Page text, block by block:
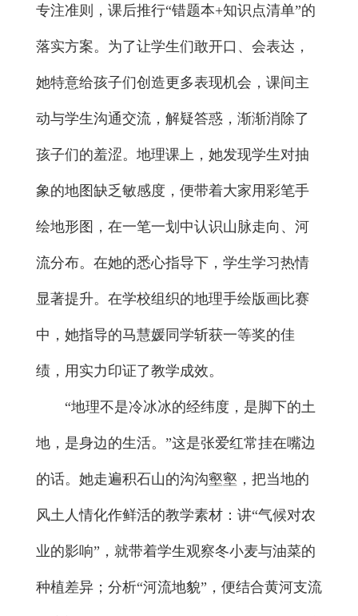
专注准则，课后推行“错题本+知识点清单”的
落实方案。为了让学生们敢开口、会表达，
她特意给孩子们创造更多表现机会，课间主
动与学生沟通交流，解疑答惑，渐渐消除了
孩子们的羞涩。地理课上，她发现学生对抽
象的地图缺乏敏感度，便带着大家用彩笔手
绘地形图，在一笔一划中认识山脉走向、河
流分布。在她的悉心指导下，学生学习热情
显著提升。在学校组织的地理手绘版画比赛
中，她指导的马慧媛同学斩获一等奖的佳
绩，用实力印证了教学成效。
“地理不是冷冰冰的经纬度，是脚下的土
地，是身边的生活。”这是张爱红常挂在嘴边
的话。她走遍积石山的沟沟壑壑，把当地的
风土人情化作鲜活的教学素材：讲“气候对农
业的影响”，就带着学生观察冬小麦与油菜的
种植差异；分析“河流地貌”，便结合黄河支流